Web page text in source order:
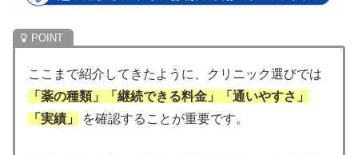
ここまで紹介してきたように、クリニック選びでは
「薬の種類」「継続できる料金」「通いやすさ」
「実績」
を確認することが重要です。